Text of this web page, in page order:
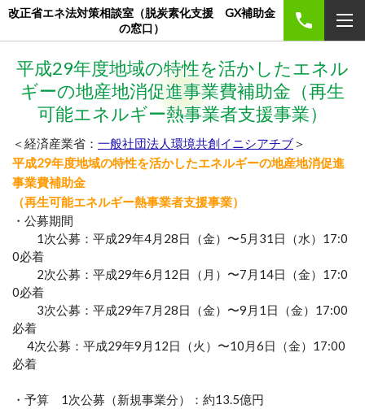
改正省エネ法対策相談室（脱炭素化支援 GX補助金
の窓口）
平成29年度地域の特性を活かしたエネル
ギーの地産地消促進事業費補助金（再生
可能エネルギー熱事業者支援事業）
＜経済産業省： 一般社団法人環境共創イニシアチブ＞
平成29年度地域の特性を活かしたエネルギーの地産地消促進
事業費補助金
（再生可能エネルギー熱事業者支援事業）
・公募期間
1次公募：平成29年4月28日（金）〜5月31日（水）17:0
0必着
2次公募：平成29年6月12日（月）〜7月14日（金）17:0
0必着
3次公募：平成29年7月28日（金）〜9月1日（金）17:00
必着
4次公募：平成29年9月12日（火）〜10月6日（金）17:00
必着
・予算 1次公募（新規事業分）：約13.5億円